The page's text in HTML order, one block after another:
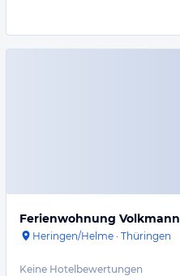
Ferienwohnung Volkmann
Heringen/Helme · Thüringen
Keine Hotelbewertungen